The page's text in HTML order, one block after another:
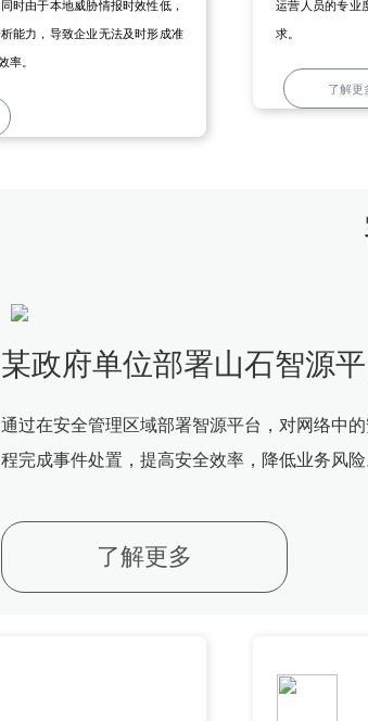
时由于本地威胁情报时效性低，
能力，导致企业无法及时形成准
率。
运营人员的专业
求。
了解更
某政府单位部署山石智源
通过在安全管理区域部署智源平台，对网络中
程完成事件处置，提高安全效率，降低业务风险
了解更多